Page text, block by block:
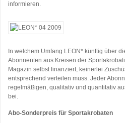
informieren.
In welchem Umfang LEON* künftig über
Abonnenten aus Kreisen der
Magazin selbst finanziert, keinerlei
entsprechend verteilen muss. Jeder
regelmäßigen, qualitativ und quantitativ
bei.
Abo-Sonderpreis für Sportakrobaten